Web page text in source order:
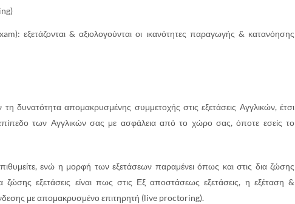
εξετάζονται & αξιολογούνται οι ικανότητες παραγωγής & κατανόησης
δυνατότητα απομακρυσμένης συμμετοχής στις εξετάσεις Αγγλικών, έτσι
των Αγγλικών σας με ασφάλεια από το χώρο σας, όποτε εσείς το
ενώ η μορφή των εξετάσεων παραμένει όπως και στις δια ζώσης
ζώσης εξετάσεις είναι πως στις Εξ αποστάσεως εξετάσεις, η εξέταση &
με απομακρυσμένο επιτηρητή (live proctoring).